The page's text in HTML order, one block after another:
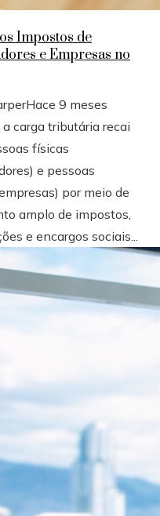
Impostos de
e Empresas no
Hace 9 meses
a carga tributária recai
físicas
e pessoas
por meio de
amplo de impostos,
e encargos sociais...